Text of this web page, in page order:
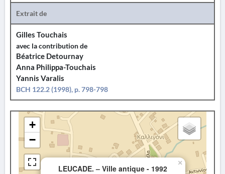
Extrait de
Gilles Touchais
avec la contribution de
Béatrice Detournay
Anna Philippa-Touchais
Yannis Varalis
BCH 122.2 (1998), p. 798-798
LEUCADE. – Ville antique - 1992
×
+
−